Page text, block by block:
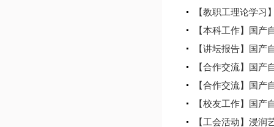
【教职工理论学习
【本科工作】国
【讲坛报告】国
【合作交流】国产
【合作交流】国产
【校友工作】国产
【工会活动】浸